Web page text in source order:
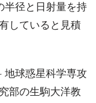
半径と日射量を持
していると見積
地球惑星科学専攻
部の生駒大洋教